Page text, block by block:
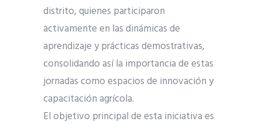
distrito, quienes participaron
activamente en las dinámicas de
aprendizaje y prácticas demostrativas,
consolidando así la importancia de estas
jornadas como espacios de innovación y
capacitación agrícola.
El objetivo principal de esta iniciativa es